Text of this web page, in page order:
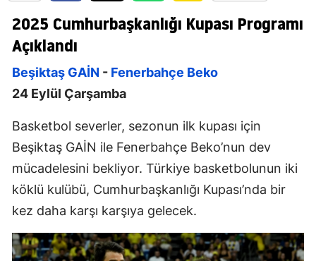
2025 Cumhurbaşkanlığı Kupası Programı
Açıklandı
Beşiktaş GAİN - Fenerbahçe Beko
24 Eylül Çarşamba
Basketbol severler, sezonun ilk kupası için
Beşiktaş GAİN ile Fenerbahçe Beko’nun dev
mücadelesini bekliyor. Türkiye basketbolunun iki
köklü kulübü, Cumhurbaşkanlığı Kupası’nda bir
kez daha karşı karşıya gelecek.